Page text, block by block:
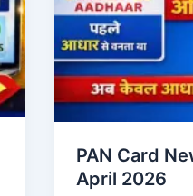
PAN Card
April 2026